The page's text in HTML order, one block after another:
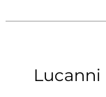
Lucanni